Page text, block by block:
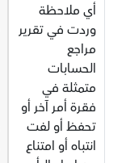
أي ملاحظة
وردت في تقرير
مراجع
الحسابات
متمثلة في
فقرة أمر آخر أو
تحفظ أو لفت
انتباه أو امتناع